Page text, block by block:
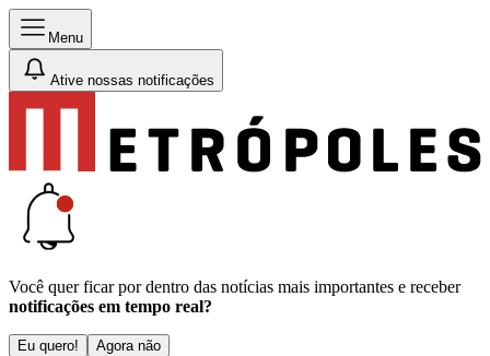
Menu
Ative nossas notificações
Você quer ficar por dentro das notícias mais importantes e receber
notificações em tempo real?
Eu quero! Agora não